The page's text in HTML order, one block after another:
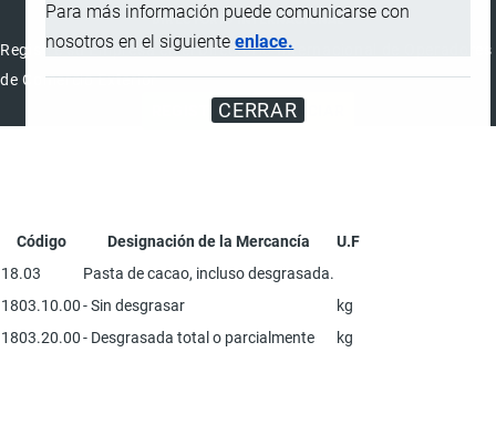
Para más información puede comunicarse con
nosotros en el siguienteenlace.
CERRAR
DIRECTORIO INTERNACIONAL
Registre su Empresa en el Directorio Internacional de Operadores
de Comercio Exterior
REGISTRAR
ANUNCIAR
Código Designación de la Mercancía
U.F
18.03
Pasta de cacao, incluso desgrasada.
1803.10.00- Sin desgrasar
kg
1803.20.00- Desgrasada total o parcialmente kg